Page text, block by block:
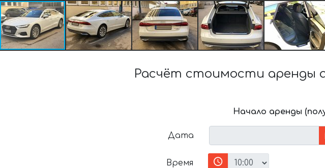
Расчёт стоимости аренды
Начало аренды
Дата
Время